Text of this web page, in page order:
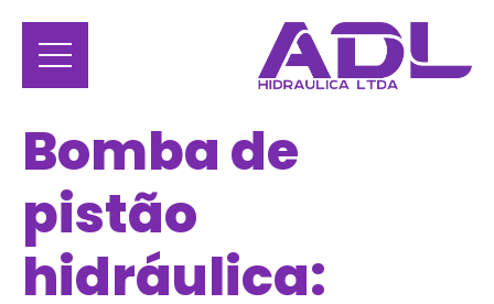
Bomba de
pistão
hidráulica: